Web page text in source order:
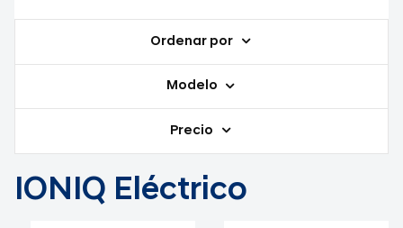
Ordenar por
Modelo
Precio
IONIQ Eléctrico